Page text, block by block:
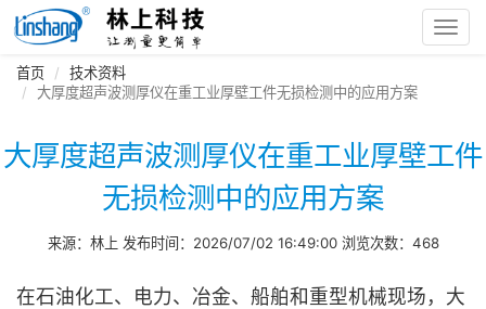
首页
技术资料
大厚度超声波测厚仪在重工业厚壁工件无损检测中的应用方案
大厚度超声波测厚仪在重工业厚壁工件
无损检测中的应用方案
来源：林上 发布时间：2026/07/02 16:49:00 浏览次数：468
在石油化工、电力、冶金、船舶和重型机械现场，大